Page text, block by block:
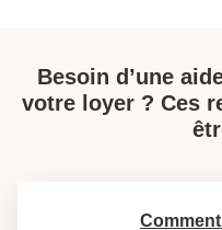
Besoin d’une
votre loyer ? Ces